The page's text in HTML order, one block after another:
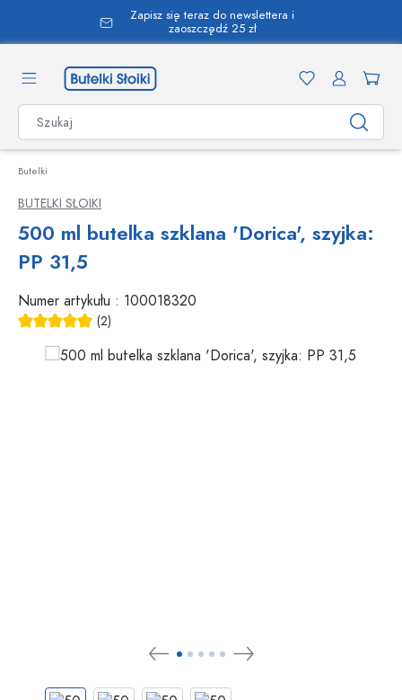
zawartości
Zapisz się teraz do newslettera i
zaoszczędź 25 zł
Butelki
BUTELKI SŁOIKI
500 ml butelka szklana 'Dorica', szyjka:
PP 31,5
Numer artykułu : 100018320
(2)